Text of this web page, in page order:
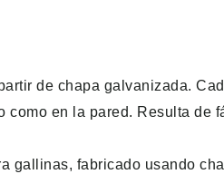
de chapa galvanizada.
en la pared. Resulta de
gallinas, fabricado usando